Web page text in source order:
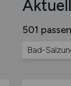
501
Bad-